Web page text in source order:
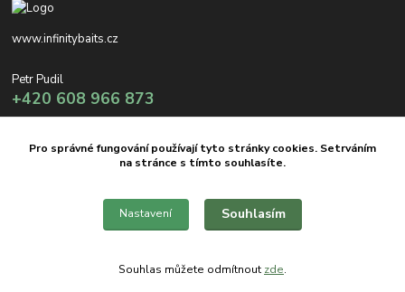
www.infinitybaits.cz
Petr Pudil
+420 608 966 873
Copyright © 2012 INFINITY BAITS
Pro správné fungování používají tyto stránky cookies. Setrváním
na stránce s tímto souhlasíte.
Nastavení Souhlasím
Souhlas můžete odmítnout zde.